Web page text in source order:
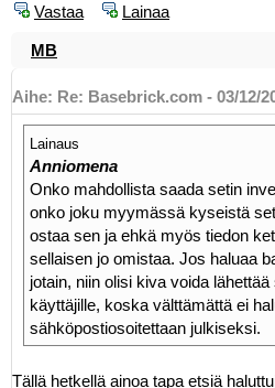
Vastaa Lainaa
MB
Aihe: Re: Basebrick.com - 03/12/
Lainaus
Anniomena
Onko mahdollista saada setin
onko joku myymässä kyseistä
ostaa sen ja ehkä myös tiedon
sellaisen jo omistaa. Jos haluaa
jotain, niin olisi kiva voida
käyttäjille, koska välttämättä ei
sähköpostiosoitettaan julkiseksi.
Tällä hetkellä ainoa tapa etsiä